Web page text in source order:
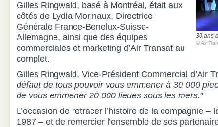
30 ans
© Air
Gilles Ringwald, basé à Montréal, était aux
côtés de Lydia Morinaux, Directrice
Générale France-Benelux-Suisse-
Allemagne, ainsi que des équipes
commerciales et marketing d’Air Transat au
complet.
Gilles Ringwald, Vice-Président Commercial d’Air
défaut de tous pouvoir vous emmener à 30 000
de vous emmener 20 000 lieues sous les mers."
L’occasion de retracer l’histoire de la compagnie –
1987 – et de remercier l’ensemble de ses